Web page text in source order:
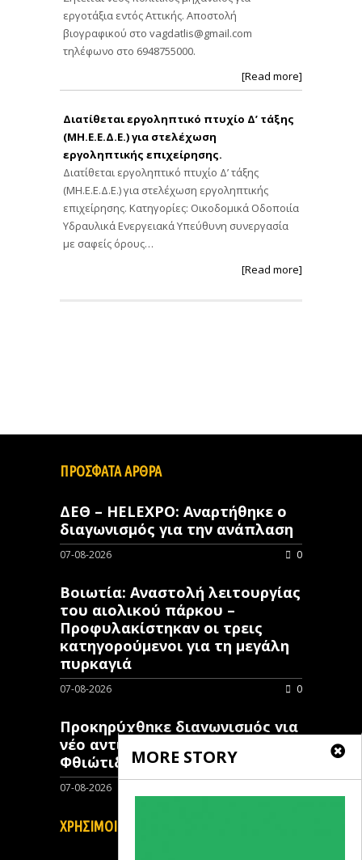
εργοτάξια εντός Αττικής. Αποστολή
βιογραφικού στο vagdatlis@gmail.com
τηλέφωνο στο 6948755000.
[Read more]
Διατίθεται εργοληπτικό πτυχίο Δ’ τάξης
(ΜΗ.Ε.Ε.Δ.Ε.) για στελέχωση
εργοληπτικής επιχείρησης.
Διατίθεται εργοληπτικό πτυχίο Δ’ τάξης
(ΜΗ.Ε.Ε.Δ.Ε.) για στελέχωση εργοληπτικής
επιχείρησης. Κατηγορίες: Οικοδομικά Οδοποιία
Υδραυλικά Ενεργειακά Υπεύθυνη συνεργασία
με σαφείς όρους…
[Read more]
MORE STORY
ΠΡΟΣΦΑΤΑ ΑΡΘΡΑ
ΔΕΘ – HELEXPO: Αναρτήθηκε ο
διαγωνισμός για την ανάπλαση
07-08-2026 0
Βοιωτία: Αναστολή λειτουργίας
του αιολικού πάρκου –
Προφυλακίστηκαν οι τρεις
κατηγορούμενοι για τη μεγάλη
πυρκαγιά
07-08-2026 0
Προκηρύχθηκε διαγωνισμός για
νέo αντιπλημμυρικό έργο στη
Φθιώτιδα
07-08-2026
ΧΡΗΣΙΜΟΙ ΣΥΝΔΕΣΜΟΙ